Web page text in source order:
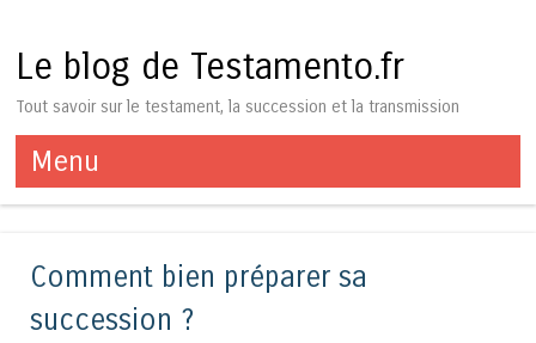
Le blog de Testamento.fr
Tout savoir sur le testament, la succession et la transmission
Menu
Aller au contenu
Comment bien préparer sa
succession ?